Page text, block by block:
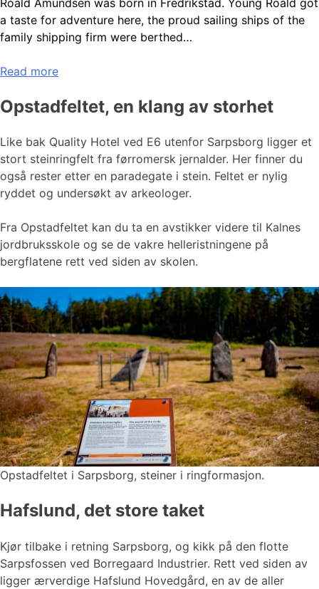
a taste for adventure here, the proud sailing ships of the
family shipping firm were berthed…
Read more
Opstadfeltet, en klang av storhet
Like bak Quality Hotel ved E6 utenfor Sarpsborg ligger et
stort steinringfelt fra førromersk jernalder. Her finner du
også rester etter en paradegate i stein. Feltet er nylig
ryddet og undersøkt av arkeologer.
Fra Opstadfeltet kan du ta en avstikker videre til Kalnes
jordbruksskole og se de vakre helleristningene på
bergflatene rett ved siden av skolen.
Opstadfeltet i Sarpsborg, steiner i ringformasjon.
Hafslund, det store taket
Kjør tilbake i retning Sarpsborg, og kikk på den flotte
Sarpsfossen ved Borregaard Industrier. Rett ved siden av
ligger ærverdige Hafslund Hovedgård, en av de aller